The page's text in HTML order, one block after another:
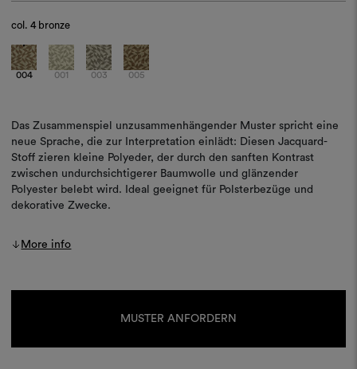
col.4 bronze
004 001 003 005
Das Zusammenspiel unzusammenhängender Muster spricht eine
neue Sprache, die zur Interpretation einlädt: Diesen Jacquard-
Stoff zieren kleine Polyeder, der durch den sanften Kontrast
zwischen undurchsichtigerer Baumwolle und glänzender
Polyester belebt wird. Ideal geeignet für Polsterbezüge und
dekorative Zwecke.
More info
MUSTER ANFORDERN